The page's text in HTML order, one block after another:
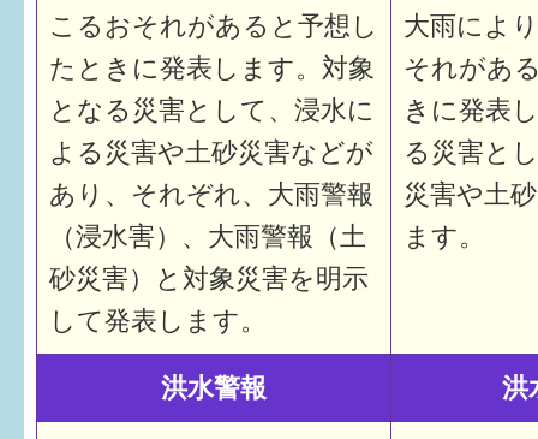
こるおそれがあると予想し
たときに発表します。対象
となる災害として、浸水に
よる災害や土砂災害などが
あり、それぞれ、大雨警報
（浸水害）、大雨警報（土
砂災害）と対象災害を明示
して発表します。
大雨によ
それがあ
きに発表
る災害と
災害や土
ます。
洪水警報 洪